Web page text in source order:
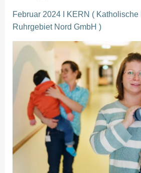
Februar 2024 I KERN (
Ruhrgebiet Nord GmbH )